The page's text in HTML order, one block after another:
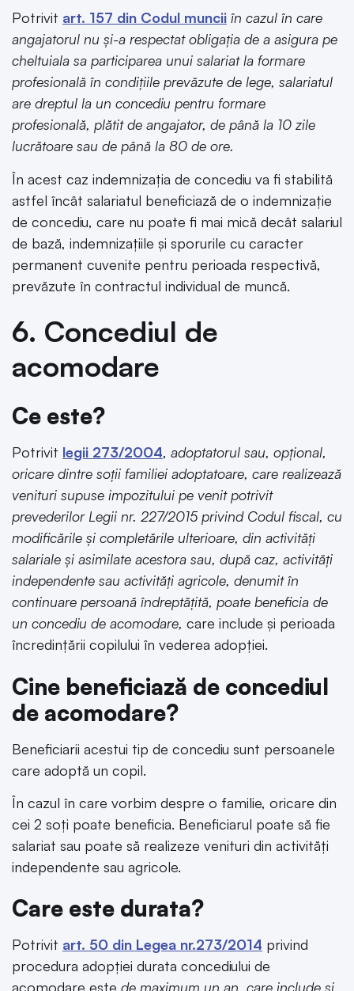
Potrivit art. 157 din Codul muncii în cazul în care
angajatorul nu și-a respectat obligația de a asigura pe
cheltuiala sa participarea unui salariat la formare
profesională în condițiile prevăzute de lege, salariatul
are dreptul la un concediu pentru formare
profesională, plătit de angajator, de până la 10 zile
lucrătoare sau de până la 80 de ore.
În acest caz indemnizația de concediu va fi stabilită
astfel încât salariatul beneficiază de o indemnizație
de concediu, care nu poate fi mai mică decât salariul
de bază, indemnizațiile și sporurile cu caracter
permanent cuvenite pentru perioada respectivă,
prevăzute în contractul individual de muncă.
6. Concediul de
acomodare
Ce este?
Potrivit legii 273/2004, adoptatorul sau, opţional,
oricare dintre soţii familiei adoptatoare, care realizează
venituri supuse impozitului pe venit potrivit
prevederilor Legii nr. 227/2015 privind Codul fiscal, cu
modificările şi completările ulterioare, din activităţi
salariale şi asimilate acestora sau, după caz, activităţi
independente sau activităţi agricole, denumit în
continuare persoană îndreptăţită, poate beneficia de
un concediu de acomodare, care include și perioada
încredințării copilului în vederea adopției.
Cine beneficiază de concediul
de acomodare?
Beneficiarii acestui tip de concediu sunt persoanele
care adoptă un copil.
În cazul în care vorbim despre o familie, oricare din
cei 2 soți poate beneficia. Beneficiarul poate să fie
salariat sau poate să realizeze venituri din activități
independente sau agricole.
Care este durata?
Potrivit art. 50 din Legea nr.273/2014 privind
procedura adopției durata concediului de
acomodare este de maximum un an, care include și